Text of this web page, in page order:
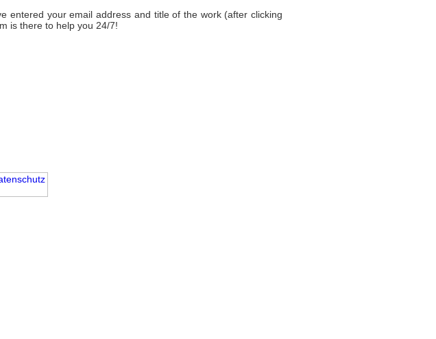
entered your email address and title of the work (after clicking
is there to help you 24/7!